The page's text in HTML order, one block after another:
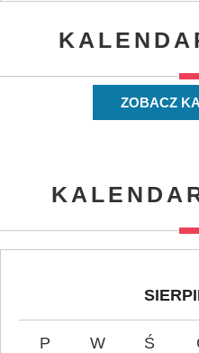
ZOBACZ
P W Ś